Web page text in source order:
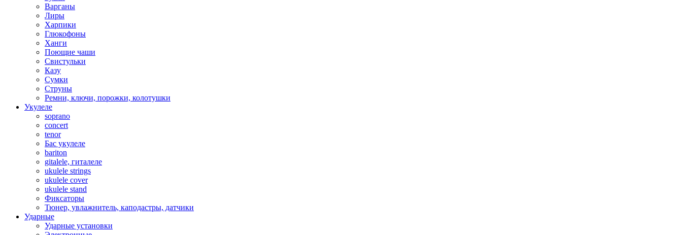
Варганы
Лиры
Харпики
Глюкофоны
Ханги
Поющие чаши
Свистульки
Казу
Сумки
Струны
Ремни, ключи, порожки, колотушки
Укулеле
soprano
concert
tenor
Бас укулеле
bariton
gitalele, гиталеле
ukulele strings
ukulele cover
ukulele stand
Фиксаторы
Тюнер, увлажнитель, каподастры, датчики
Ударные
Ударные установки